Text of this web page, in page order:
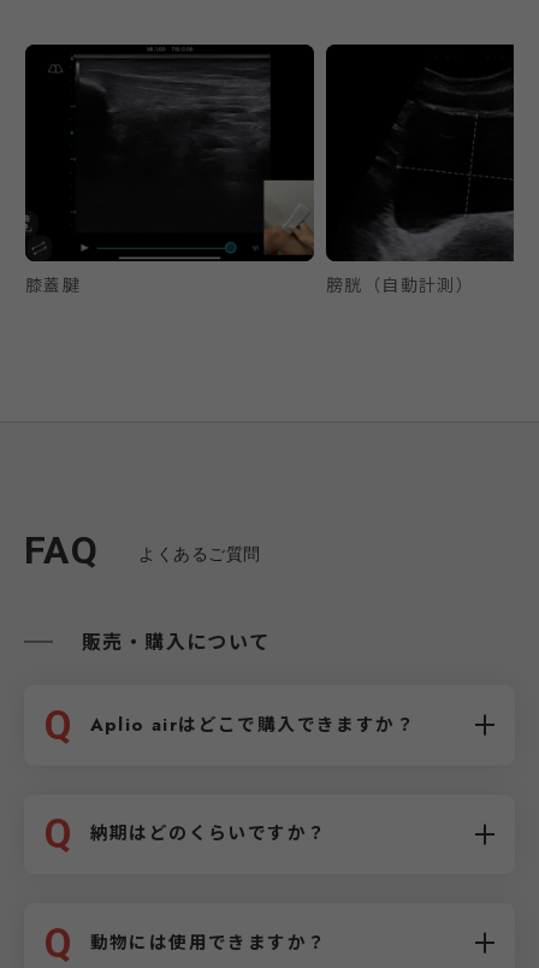
膝蓋腱 膀胱（自動計測）
FAQ よくあるご質問
販売・購入について
Q Aplio airはどこで購入できますか？
Q 納期はどのくらいですか？
Q 動物には使用できますか？